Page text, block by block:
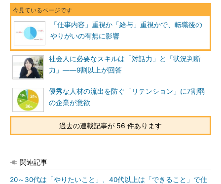
「仕事内容」重視か「給与」重視かで、転職後の
やりがいの有無に影響
社会人に必要なスキルは「対話力」と「状況判断
力」――9割以上が回答
優秀な人材の流出を防ぐ「リテンション」に7割弱
の企業が意欲
過去の連載記事が 56 件あります
関連記事
20～30代は「やりたいこと」、40代以上は「できること」で仕